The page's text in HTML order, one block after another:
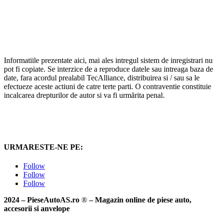
Informatiile prezentate aici, mai ales intregul sistem de inregistrari nu
pot fi copiate. Se interzice de a reproduce datele sau intreaga baza de
date, fara acordul prealabil TecAlliance, distribuirea si / sau sa le
efectueze aceste actiuni de catre terte parti. O contraventie constituie
incalcarea drepturilor de autor si va fi urmărita penal.
URMARESTE-NE PE:
Follow
Follow
Follow
2024 – PieseAutoAS.ro ®– Magazin online de piese auto,
accesorii si anvelope